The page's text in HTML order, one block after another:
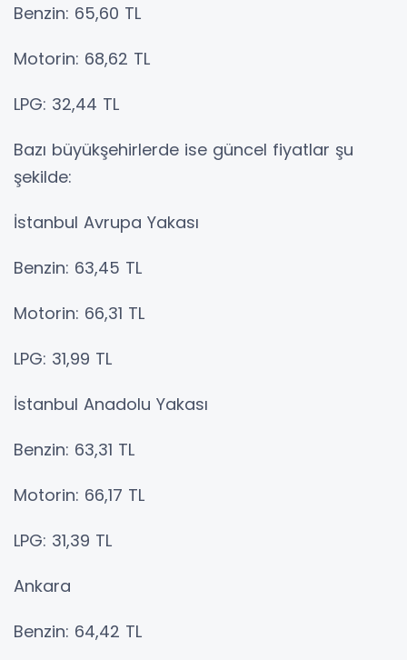
Benzin: 65,60 TL
Motorin: 68,62 TL
LPG: 32,44 TL
Bazı büyükşehirlerde ise güncel fiyatlar şu
şekilde:
İstanbul Avrupa Yakası
Benzin: 63,45 TL
Motorin: 66,31 TL
LPG: 31,99 TL
İstanbul Anadolu Yakası
Benzin: 63,31 TL
Motorin: 66,17 TL
LPG: 31,39 TL
Ankara
Benzin: 64,42 TL